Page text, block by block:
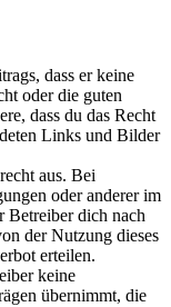
dass er keine
oder die guten
dass du das Recht
Links und Bilder
aus. Bei
oder anderer im
Betreiber dich nach
der Nutzung dieses
erteilen.
keine
übernimmt, die